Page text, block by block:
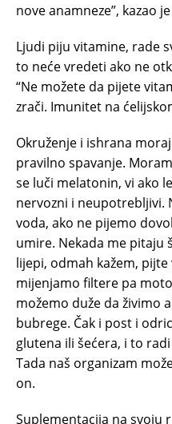
nove anamneze”, kazao
Ljudi piju vitamine, rade
to neće vredeti ako ne
“Ne možete da pijete
zrači. Imunitet na
Okruženje i ishrana
pravilno spavanje.
se luči melatonin, vi ako
nervozni i neupotrebljivi.
voda, ako ne pijemo
umire. Nekada me pitaju
lijepi, odmah kažem,
mijenjamo filtere pa
možemo duže da živimo
bubrege. Čak i post i
glutena ili šećera, i to
Tada naš organizam
on.
Suplementacija na svoju